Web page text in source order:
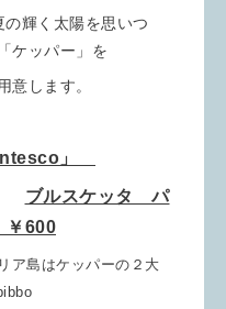
輝く太陽を思いつ
ケッパー」を
意します。
」
ブルスケッタ パ
￥600
ア島はケッパーの２大